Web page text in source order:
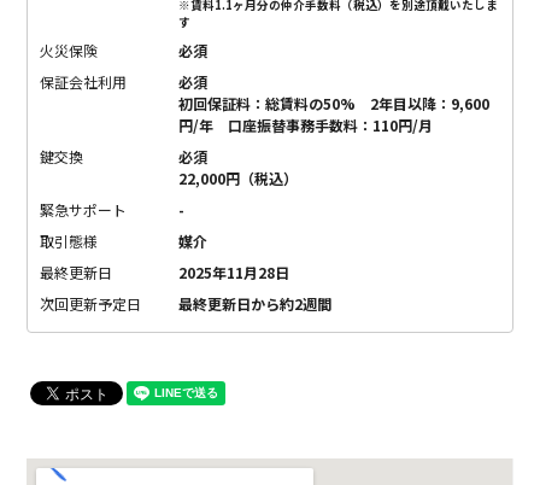
※賃料1.1ヶ月分の仲介手数料（税込）を別途頂戴いたしま
す
火災保険
必須
保証会社利用
必須
初回保証料：総賃料の50% 2年目以降：9,600
円/年 口座振替事務手数料：110円/月
鍵交換
必須
22,000円（税込）
緊急サポート
-
取引態様
媒介
最終更新日
2025年11月28日
次回更新予定日
最終更新日から約2週間